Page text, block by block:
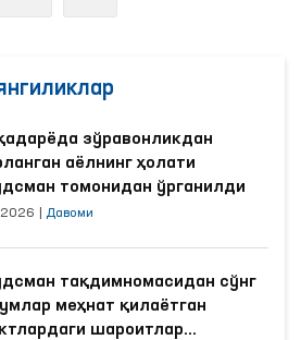
зўравонликдан
аёлнинг ҳолати
томонидан ўрганилди
Давоми
тақдимномасидан сўнг
меҳнат қилаётган
шароитлар